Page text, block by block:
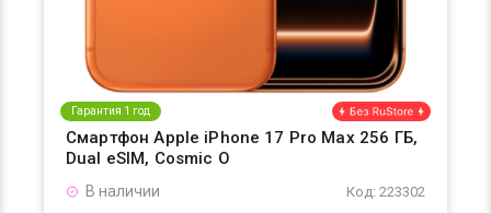
Гарантия 1 год
Смартфон Apple iPhone 17 Pro Max 256 ГБ,
Dual eSIM, Cosmic O
Код: 223302
В наличии